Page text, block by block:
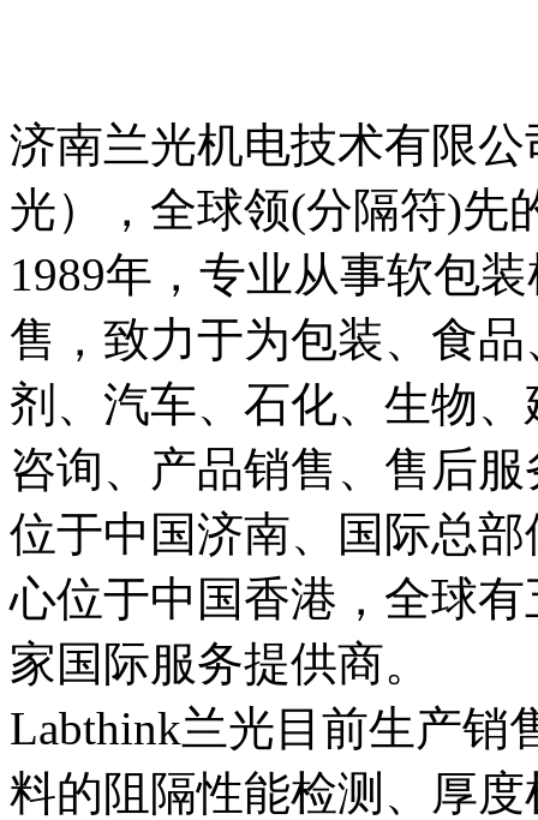
济南兰光机电技术有限
光），全球领(分隔符)先
1989年，专业从事软包
售，致力于为包装、食
剂、汽车、石化、生物
咨询、产品销售、售后
位于中国济南、国际总
心位于中国香港，全球
家国际服务提供商。
Labthink兰光目前生产销
料的阻隔性能检测、厚